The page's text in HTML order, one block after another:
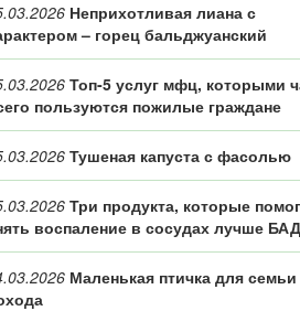
Неприхотливая лиана с
– горец бальджуанский
Топ‑5 услуг мфц, которыми
пользуются пожилые граждане
Тушеная капуста с фасолью
Три продукта, которые
воспаление в сосудах лучше
Маленькая птичка для семьи